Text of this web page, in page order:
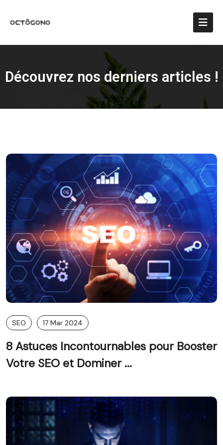
Découvrez nos derniers articles !
SEO 17 Mar 2024
8 Astuces Incontournables pour Booster
Votre SEO et Dominer ...